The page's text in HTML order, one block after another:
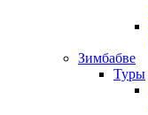
Зимбабве
Туры